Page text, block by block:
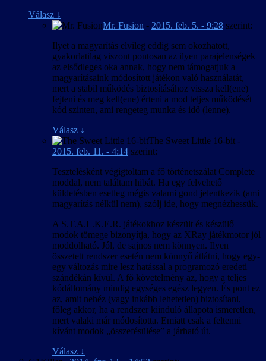
Válasz ↓
Mr. Fusion - 2015. feb. 5. - 9:28 szerint:
Ilyet a magyarítás elvileg eddig sem okozhatott,
gyakorlatilag viszont pontosan az ilyen parajelenségek
az elsődleges oka annak, hogy nem támogatjuk a
magyarításaink módosított játékon való használatát,
mert a stabil működés biztosításához vissza kell(ene)
fejteni és meg kell(ene) érteni a mod teljes működését
kód szinten, ami rengeteg munka és idő (lenne).
Válasz ↓
The Sweet Little 16-bit -
2015. feb. 11. - 4:14 szerint:
Tesztelésként végigtoltam a fő történetszálat Complete
moddal, nem találtam hibát. Ha egy felvehető
küldetésben esetleg mégis valami gond jelentkezik (ami
magyarítás nélkül nem), szólj ide, hogy megnézhessük.
A S.T.A.L.K.E.R. játékokhoz készült és készülő
modok tömege bizonyítja, hogy az XRay játékmotor jól
moddolható. Jól, de sajnos nem könnyen. Ilyen
összetett rendszer esetén nem könnyű átlátni, hogy egy-
egy változás mire lesz hatással a programozó eredeti
szándékán kívül. A fő követelmény az, hogy a teljes
kódállomány mindig egységes egész legyen. És pont ez
az, amit nehéz (vagy inkább lehetetlen) biztosítani,
főleg akkor, ha a rendszer kiinduló állapota ismeretlen,
mert valaki már módosította. Emiatt csak a feltenni
kívánt modok „összefésülése” a járható út.
Válasz ↓